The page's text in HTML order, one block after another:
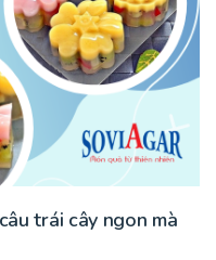
trái cây ngon mà